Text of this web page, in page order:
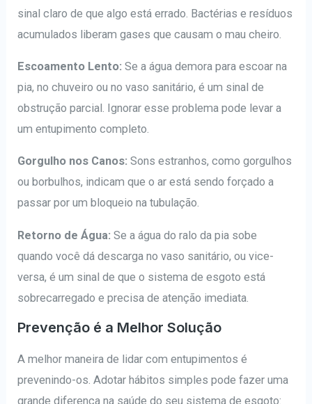
sinal claro de que algo está errado. Bactérias e resíduos
acumulados liberam gases que causam o mau cheiro.
Escoamento Lento: Se a água demora para escoar na
pia, no chuveiro ou no vaso sanitário, é um sinal de
obstrução parcial. Ignorar esse problema pode levar a
um entupimento completo.
Gorgulho nos Canos: Sons estranhos, como gorgulhos
ou borbulhos, indicam que o ar está sendo forçado a
passar por um bloqueio na tubulação.
Retorno de Água: Se a água do ralo da pia sobe
quando você dá descarga no vaso sanitário, ou vice-
versa, é um sinal de que o sistema de esgoto está
sobrecarregado e precisa de atenção imediata.
Prevenção é a Melhor Solução
A melhor maneira de lidar com entupimentos é
prevenindo-os. Adotar hábitos simples pode fazer uma
grande diferença na saúde do seu sistema de esgoto: